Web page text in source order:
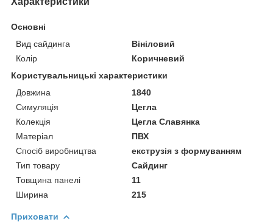
Основні
Вид сайдинга
Вініловий
Колір
Коричневий
Користувальницькі характеристики
Довжина
1840
Симуляція
Цегла
Колекція
Цегла Славянка
Матеріал
ПВХ
Спосіб виробництва
екструзія з формуванням
Тип товару
Сайдинг
Товщина панелі
11
Ширина
215
Приховати